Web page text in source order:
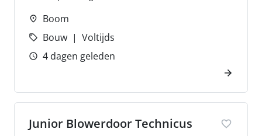
Boom
Bouw
Voltijds
4 dagen geleden
Junior Blowerdoor Technicus